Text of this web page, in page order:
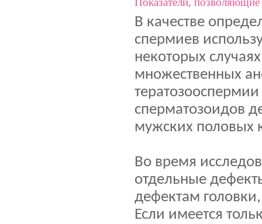
В качестве
спермиев
некоторых
множественных
сперматозоидов
мужских половых
Во время
отдельные
дефектам
Если имеется